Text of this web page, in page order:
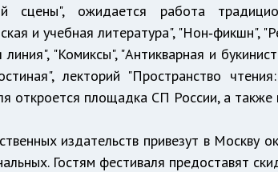
сцены", ожидается работа
и учебная литература", "Нон‑фикшн",
"Комиксы", "Антикварная и
лекторий "Пространство
откроется площадка СП России, а
издательств привезут в Москву
Гостям фестиваля предоставят